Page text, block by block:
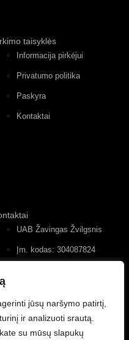
jūsų naršymo patirtį,
ir analizuoti srautą.
su mūsų slapukų
taisyklės
Informacija pirkėjui
Privatumo politika
Paskyra
Kontaktai
UAB Žavingas Žvilgsnis
Įm. kodas: 304087824